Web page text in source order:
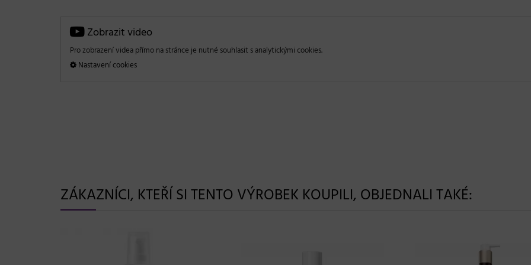
Zobrazit video
Pro zobrazení videa přímo na stránce je nutné souhlasit s analytickými cookies.
Nastavení cookies
ZÁKAZNÍCI, KTEŘÍ SI TENTO VÝROBEK KOUPILI, OBJEDNALI TAKÉ: